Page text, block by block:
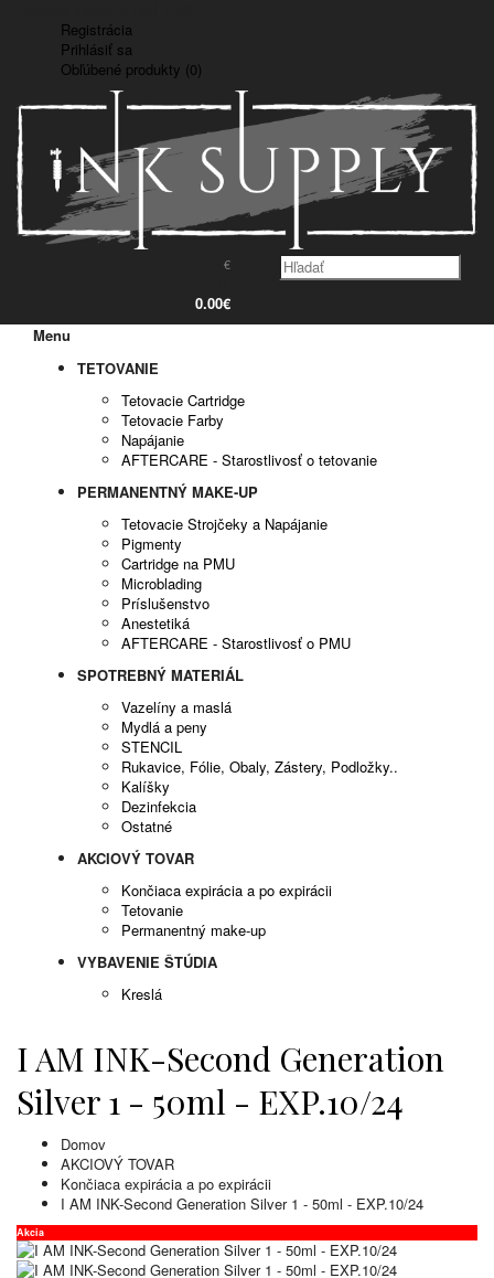
Registrácia
Prihlásiť sa
Obľúbené produkty (0)
€
0.00€
Menu
TETOVANIE
Tetovacie Cartridge
Tetovacie Farby
Napájanie
AFTERCARE - Starostlivosť o tetovanie
PERMANENTNÝ MAKE-UP
Tetovacie Strojčeky a Napájanie
Pigmenty
Cartridge na PMU
Microblading
Príslušenstvo
Anestetiká
AFTERCARE - Starostlivosť o PMU
SPOTREBNÝ MATERIÁL
Vazelíny a maslá
Mydlá a peny
STENCIL
Rukavice, Fólie, Obaly, Zástery, Podložky..
Kalíšky
Dezinfekcia
Ostatné
AKCIOVÝ TOVAR
Končiaca expirácia a po expirácii
Tetovanie
Permanentný make-up
VYBAVENIE ŠTÚDIA
Kreslá
I AM INK-Second Generation
Silver 1 - 50ml - EXP.10/24
Domov
AKCIOVÝ TOVAR
Končiaca expirácia a po expirácii
I AM INK-Second Generation Silver 1 - 50ml - EXP.10/24
Akcia